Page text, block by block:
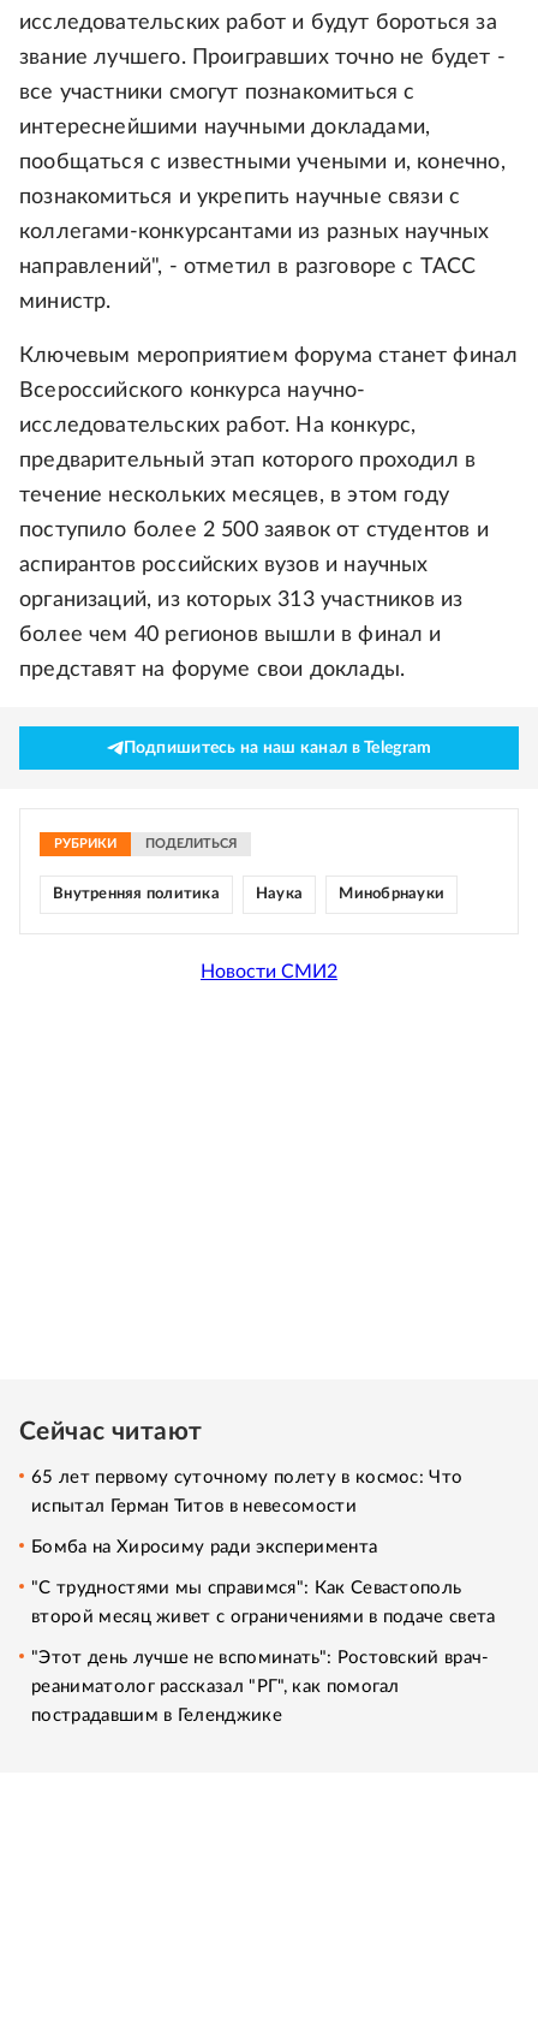
исследовательских работ и будут бороться за
звание лучшего. Проигравших точно не будет -
все участники смогут познакомиться с
интереснейшими научными докладами,
пообщаться с известными учеными и, конечно,
познакомиться и укрепить научные связи с
коллегами-конкурсантами из разных научных
направлений", - отметил в разговоре с ТАСС
министр.
Ключевым мероприятием форума станет финал
Всероссийского конкурса научно-
исследовательских работ. На конкурс,
предварительный этап которого проходил в
течение нескольких месяцев, в этом году
поступило более 2 500 заявок от студентов и
аспирантов российских вузов и научных
организаций, из которых 313 участников из
более чем 40 регионов вышли в финал и
представят на форуме свои доклады.
Подпишитесь на наш канал в Telegram
РУБРИКИ ПОДЕЛИТЬСЯ
Внутренняя политика Наука Минобрнауки
Новости СМИ2
Сейчас читают
65 лет первому суточному полету в космос: Что
испытал Герман Титов в невесомости
Бомба на Хиросиму ради эксперимента
"С трудностями мы справимся": Как Севастополь
второй месяц живет с ограничениями в подаче света
"Этот день лучше не вспоминать": Ростовский врач-
реаниматолог рассказал "РГ", как помогал
пострадавшим в Геленджике